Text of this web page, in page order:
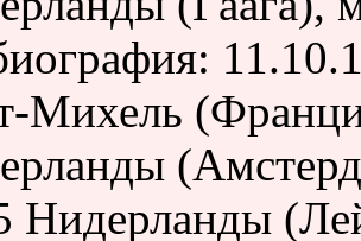
Михель
Нидерланды